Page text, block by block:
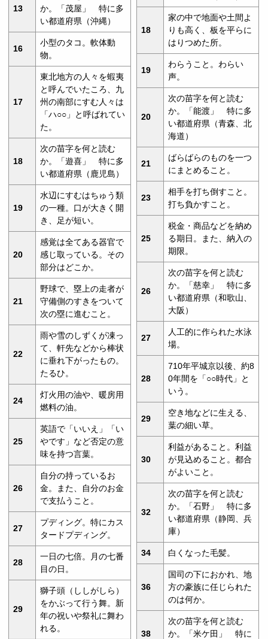
13
か。「茂屋」 特に多
い都道府県（沖縄）
16
小型のタコ。軟体動
物。
17
東北地方の人々を蝦夷
と呼んでいたころ、九
州の南部にすむ人々は
「ハ○○」と呼ばれてい
た。
18
次の苗字を何と読む
か。「遊喜」 特に多
い都道府県（鹿児島）
19
水辺にすむはちゅう類
の一種。口が大きく開
き、足が短い。
20
感覚は全てある器官で
感じ取っている。その
部分はどこか。
21
野球で、塁上の走者が
守備側のすきをついて
次の塁に進むこと。
22
雨や雪のしずくが凍っ
て、軒先などから棒状
に垂れ下がったもの。
たるひ。
24
灯火用の油や、暖房用
燃料の油。
25
英語で「いいえ」「い
やです」など否定の意
味を持つ言葉。
26
自分の持っているお
金。また、自分のお金
で支払うこと。
27
プディング。特にカス
タードプディング。
28
一日の七倍。月の七番
目の日。
29
獅子頭（ししがしら）
をかぶって行う舞。新
年の祝いや祭礼に舞わ
れる。
18
家の中で地面や土間よ
りも高く、板を平らに
はりつめた所。
19
わらうこと。わらい
声。
20
次の苗字を何と読む
か。「能渡」 特に多
い都道府県（青森、北
海道）
21
ばらばらのものを一つ
にまとめること。
23
相手を打ち倒すこと。
打ち負かすこと。
25
税金・商品などを納め
る期日。また、納入の
期限。
26
次の苗字を何と読む
か。「慈幸」 特に多
い都道府県（和歌山、
大阪）
27
人工的に作られた水泳
場。
28
710年平城京以後、約8
0年間を「○○時代」と
いう。
29
空き地などに生える、
葉の細い草。
30
利益があること。利益
が見込めること。都合
がよいこと。
32
次の苗字を何と読む
か。「石野」 特に多
い都道府県（静岡、兵
庫）
34 白くなった毛髪。
36
国司の下におかれ、地
方の豪族に任じられた
のは何か。
38
次の苗字を何と読む
か。「米ケ田」 特に